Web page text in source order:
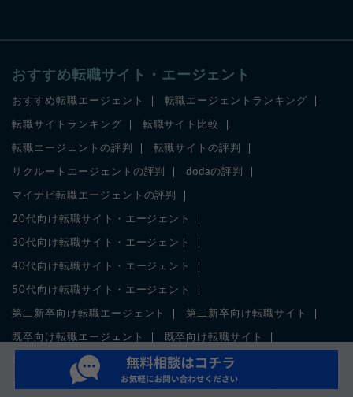
おすすめ転職サイト・エージェント
おすすめ転職エージェント 転職エージェントランキング
転職サイトランキング 転職サイト比較
転職エージェントの評判 転職サイトの評判
リクルートエージェントの評判 dodaの評判
マイナビ転職エージェントの評判
20代向け転職サイト・エージェント
30代向け転職サイト・エージェント
40代向け転職サイト・エージェント
50代向け転職サイト・エージェント
第二新卒向け転職エージェント 第二新卒向け転職サイト
既卒向け転職エージェント 既卒向け転職サイト
IT業界に強い転職エージェント IT業界に強い転職サイト
女性向け転職エージェント 女性向け転職サイト